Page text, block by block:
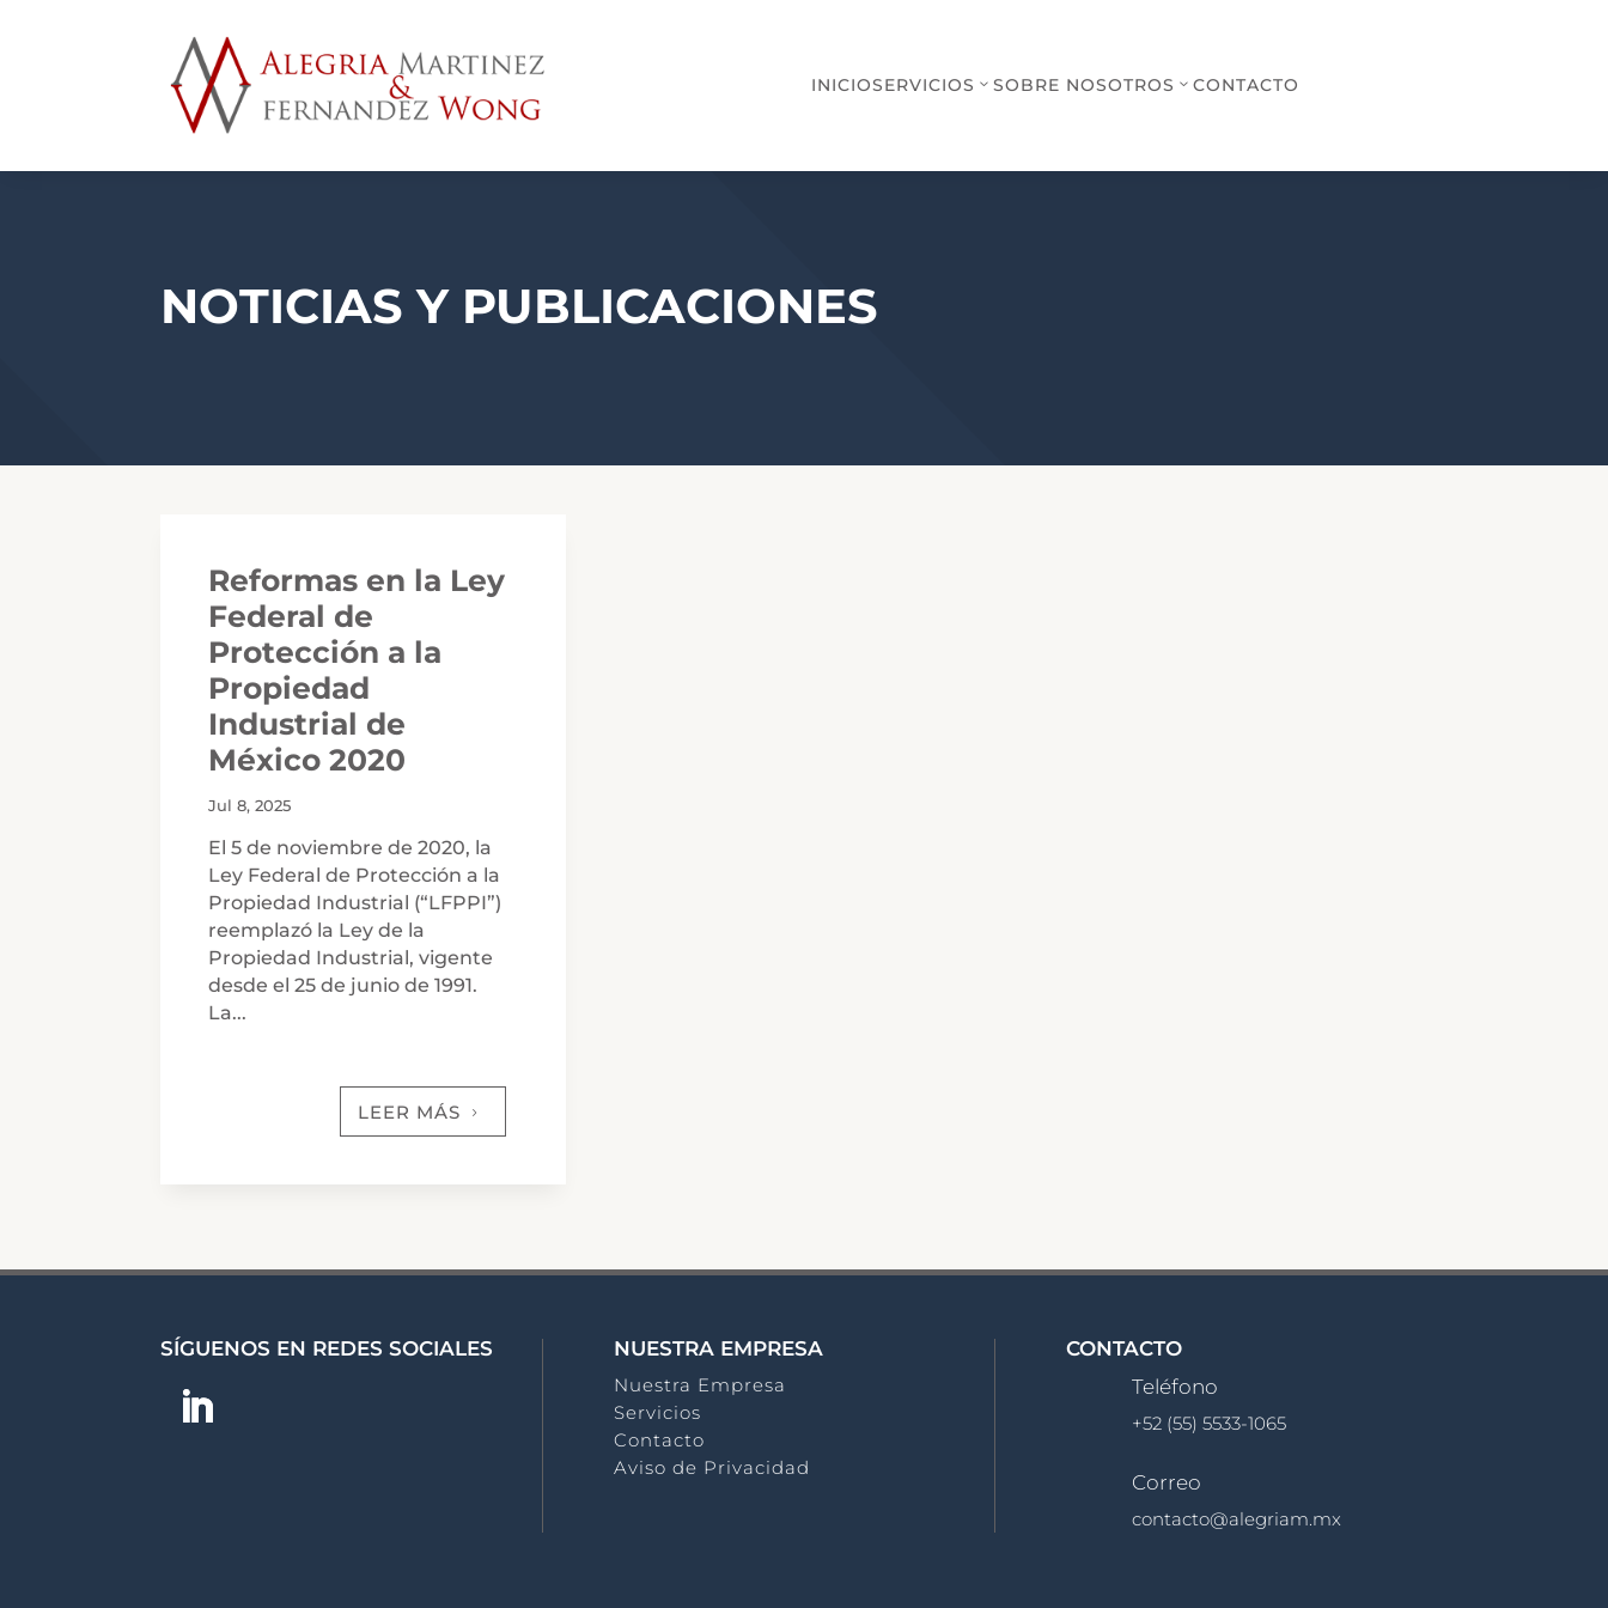
INICIOSERVICIOS SOBRE NOSOTROS CONTACTO
NOTICIAS Y PUBLICACIONES
Reformas en la Ley
Federal de
Protección a la
Propiedad
Industrial de
México 2020
Jul 8, 2025
El 5 de noviembre de 2020, la
Ley Federal de Protección a la
Propiedad Industrial (“LFPPI”)
reemplazó la Ley de la
Propiedad Industrial, vigente
desde el 25 de junio de 1991.
La...
LEER MÁS 5
SÍGUENOS EN REDES SOCIALES NUESTRA EMPRESA
Nuestra Empresa
Servicios
Contacto
Aviso de Privacidad
CONTACTO
Teléfono
+52 (55) 5533-1065
Correo
contacto@alegriam.mx